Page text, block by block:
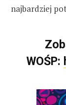
najbardziej
WOŚP: